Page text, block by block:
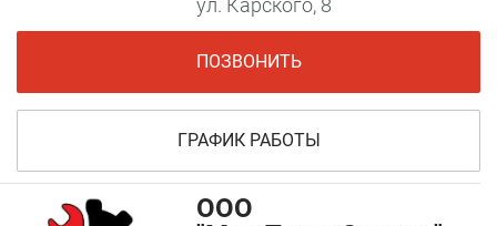
ул. Карского, 8
ПОЗВОНИТЬ
ГРАФИК РАБОТЫ
ООО